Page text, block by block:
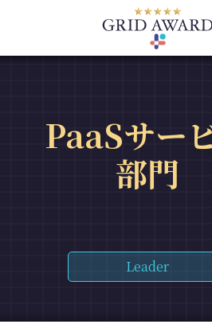
PaaSサー
部門
Leader